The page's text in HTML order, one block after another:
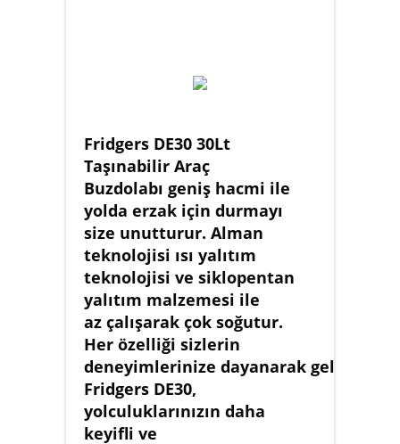
Fridgers DE30 30Lt
Taşınabilir Araç
Buzdolabı geniş hacmi ile
yolda erzak için durmayı
size unutturur. Alman
teknolojisi ısı yalıtım
teknolojisi ve siklopentan
yalıtım malzemesi ile
az çalışarak çok soğutur.
Her özelliği sizlerin
deneyimlerinize dayanarak geliştirilen
Fridgers DE30,
yolculuklarınızın daha
keyifli ve